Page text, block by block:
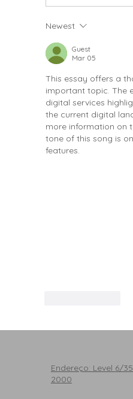
próximo
day
Newest
Guest
Mar 05
This essay offers a
important topic. The
digital services
the current digital
more information on
tone of this song is
features.
Endereço: Level 6/
2000